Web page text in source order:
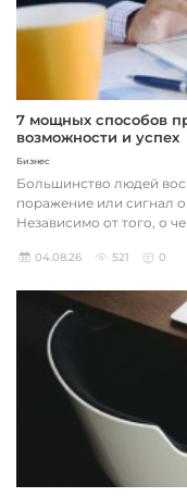
7 мощных способов
возможности и успех
Бизнес
Большинство людей
поражение или сигнал
Независимо от того, о
04.08.26 521 0